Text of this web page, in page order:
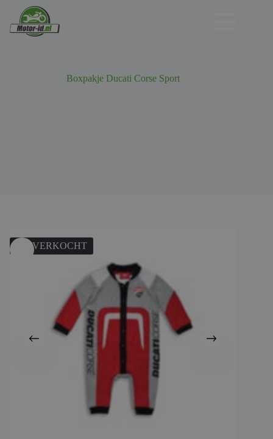
Boxpakje Ducati Corse Sport
UITVERKOCHT